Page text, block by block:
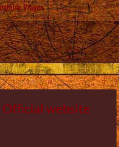
Vragen
Official website